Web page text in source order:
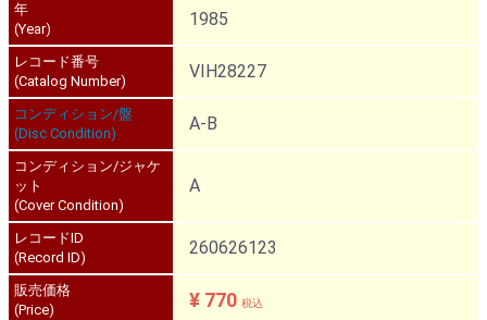
年
(Year)
1985
レコード番号
(Catalog Number)
VIH28227
コンディション/盤
(Disc Condition)
A-B
コンディション/ジャケ
ット
(Cover Condition)
A
レコードID
(Record ID)
260626123
販売価格
(Price)
¥ 770 税込